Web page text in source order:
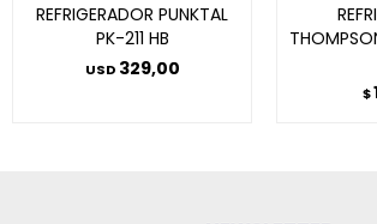
REFRIGERADOR PUNKTAL
PK-211 HB
USD 329,00
$